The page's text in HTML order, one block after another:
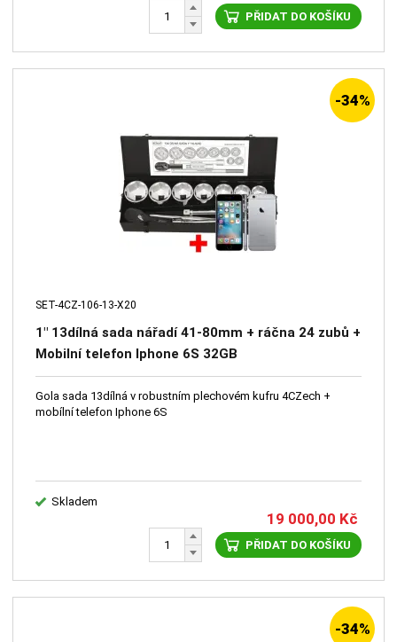
PŘIDAT DO KOŠÍKU
-34%
SET-4CZ-106-13-X20
1" 13dílná sada nářadí 41-80mm + ráčna 24 zubů +
Mobilní telefon Iphone 6S 32GB
Gola sada 13dílná v robustním plechovém kufru 4CZech +
mobílní telefon Iphone 6S
Skladem
19 000,00 Kč
PŘIDAT DO KOŠÍKU
-34%